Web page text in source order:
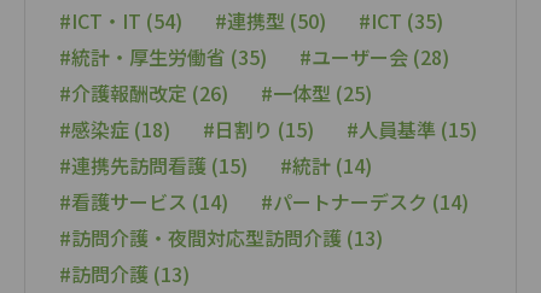
#ICT・IT (54)
#連携型 (50)
#ICT (35)
#統計・厚生労働省 (35)
#ユーザー会 (28)
#介護報酬改定 (26)
#一体型 (25)
#感染症 (18)
#日割り (15)
#人員基準 (15)
#連携先訪問看護 (15)
#統計 (14)
#看護サービス (14)
#パートナーデスク (14)
#訪問介護・夜間対応型訪問介護 (13)
#訪問介護 (13)